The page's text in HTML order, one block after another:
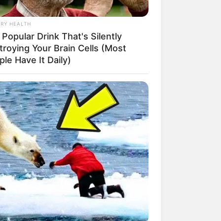
HEALTH
Drink That's Silently
Your Brain Cells (Most
Have It Daily)